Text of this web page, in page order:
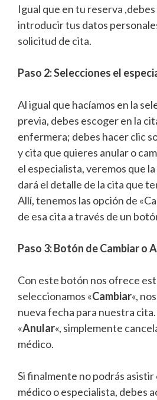
Igual que en tu reserva
introducir tus datos
solicitud de cita.
Paso 2: Selecciones el
Al igual que hacíamos en la
previa, debes escoger en la
enfermera; debes hacer clic
y cita que quieres anular o
el especialista, veremos que
dará el detalle de la cita que
Allí, tenemos las opción de
de esa cita a través de un
Paso 3: Botón de Cambiar o
Con este botón nos ofrece
seleccionamos «Cambiar«,
nueva fecha para nuestra
«Anular«, simplemente
médico.
Si finalmente no podrás asistir
médico o especialista, debes